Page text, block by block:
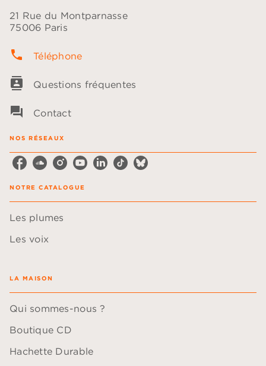
21 Rue du Montparnasse
75006 Paris
phone Téléphone
contacts Questions fréquentes
question_answer Contact
NOS RÉSEAUX
NOTRE CATALOGUE
Les plumes
Les voix
LA MAISON
Qui sommes-nous ?
Boutique CD
Hachette Durable